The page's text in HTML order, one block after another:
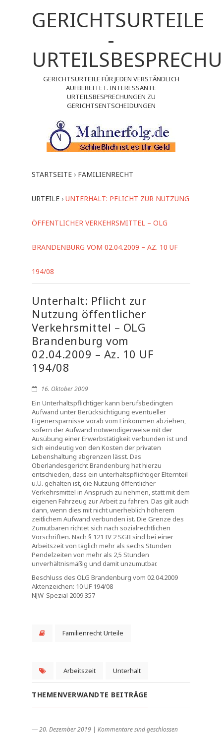
GERICHTSURTEILE
-
GERICHTSURTEILE FÜR JEDEN VERSTÄNDLICH
AUFBEREITET. INTERESSANTE
URTEILSBESPRECHUNGEN ZU
GERICHTSENTSCHEIDUNGEN
STARTSEITE › FAMILIENRECHT
URTEILE › UNTERHALT: PFLICHT ZUR NUTZUNG
ÖFFENTLICHER VERKEHRSMITTEL – OLG
BRANDENBURG VOM 02.04.2009 – AZ. 10 UF
194/08
Unterhalt: Pflicht zur
Nutzung öffentlicher
Verkehrsmittel – OLG
Brandenburg vom
02.04.2009 – Az. 10 UF
194/08
16. Oktober 2009
Ein Unterhaltspflichtiger kann berufsbedingten
Aufwand unter Berücksichtigung eventueller
Eigenersparnisse vorab vom Einkommen abziehen,
sofern der Aufwand notwendigerweise mit der
Ausübung einer Erwerbstätigkeit verbunden ist und
sich eindeutig von den Kosten der privaten
Lebenshaltung abgrenzen lässt. Das
Oberlandesgericht Brandenburg hat hierzu
entschieden, dass ein unterhaltspflichtiger Elternteil
u.U. gehalten ist, die Nutzung öffentlicher
Verkehrsmittel in Anspruch zu nehmen, statt mit dem
eigenen Fahrzeug zur Arbeit zu fahren. Das gilt auch
dann, wenn dies mit nicht unerheblich höherem
zeitlichem Aufwand verbunden ist. Die Grenze des
Zumutbaren richtet sich nach sozialrechtlichen
Vorschriften. Nach § 121 IV 2 SGB sind bei einer
Arbeitszeit von täglich mehr als sechs Stunden
Pendelzeiten von mehr als 2,5 Stunden
unverhältnismäßig und damit unzumutbar.
Beschluss des OLG Brandenburg vom 02.04.2009
Aktenzeichen: 10 UF 194/08
NJW-Spezial 2009 357
Familienrecht Urteile
Arbeitszeit Unterhalt
THEMENVERWANDTE BEITRÄGE
― 20. Dezember 2019 | Kommentare sind geschlossen